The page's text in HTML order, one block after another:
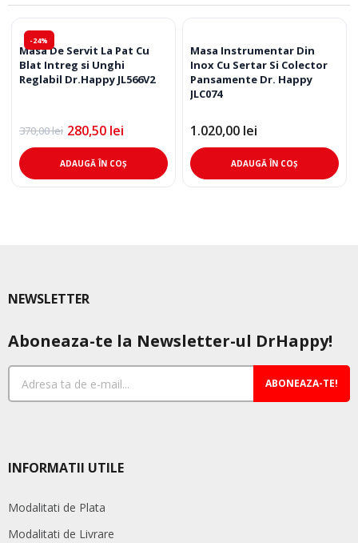
-24%
Masa De Servit La Pat Cu
Blat Intreg si Unghi
Reglabil Dr.Happy JL566V2
370,00lei
Prețul
inițial
a
fost:
370,00 lei.
280,50 lei
Prețul
curent
este:
280,50 lei.
ADAUGĂ ÎN COȘ
Masa Instrumentar Din
Inox Cu Sertar Si Colector
Pansamente Dr. Happy
JLC074
1.020,00 lei
ADAUGĂ ÎN COȘ
NEWSLETTER
Aboneaza-te la Newsletter-ul DrHappy!
ABONEAZA-TE!
INFORMATII UTILE
Modalitati de Plata
Modalitati de Livrare